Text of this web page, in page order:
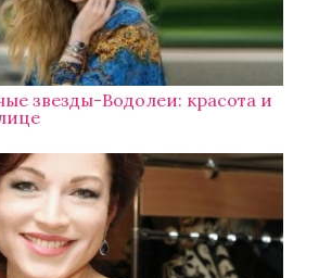
звезды-Водолеи: красота и